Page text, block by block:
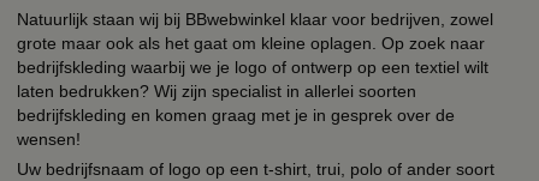
Natuurlijk staan wij bij BBwebwinkel klaar voor bedrijven, zowel
grote maar ook als het gaat om kleine oplagen. Op zoek naar
bedrijfskleding waarbij we je logo of ontwerp op een textiel wilt
laten bedrukken? Wij zijn specialist in allerlei soorten
bedrijfskleding en komen graag met je in gesprek over de
wensen!
Uw bedrijfsnaam of logo op een t-shirt, trui, polo of ander soort